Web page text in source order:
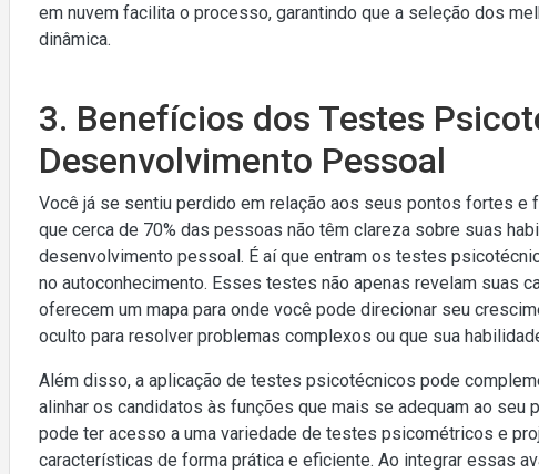
em nuvem facilita o processo, garantindo que a seleção dos
dinâmica.
3. Benefícios dos Testes
Desenvolvimento Pessoal
Você já se sentiu perdido em relação aos seus pontos fortes e
que cerca de 70% das pessoas não têm clareza sobre suas
desenvolvimento pessoal. É aí que entram os testes
no autoconhecimento. Esses testes não apenas revelam suas
oferecem um mapa para onde você pode direcionar seu
oculto para resolver problemas complexos ou que sua
Além disso, a aplicação de testes psicotécnicos pode
alinhar os candidatos às funções que mais se adequam ao seu
pode ter acesso a uma variedade de testes psicométricos e
características de forma prática e eficiente. Ao integrar essas